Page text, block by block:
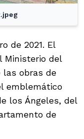
de 2021. El
Ministerio del
las obras de
emblemático
los Ángeles, del
de